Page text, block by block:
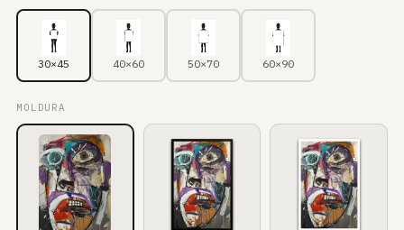
30×45 40×60 50×70 60×90
MOLDURA